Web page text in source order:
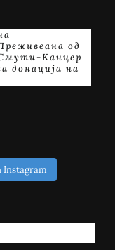
од
Канцер
донација на
Instagram